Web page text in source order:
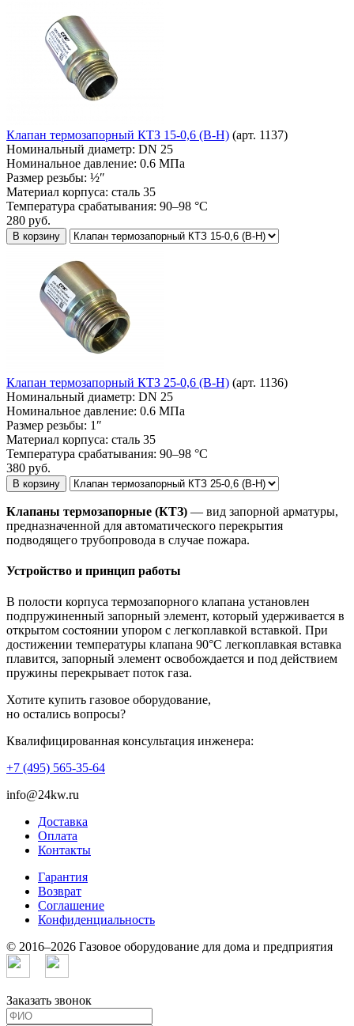
Клапан термозапорный КТЗ 15-0,6 (В-Н) (арт. 1137)
Номинальный диаметр: DN 25
Номинальное давление: 0.6 МПа
Размер резьбы: ½″
Материал корпуса: сталь 35
Температура срабатывания: 90–98 °С
280 руб.
В корзину
Клапан термозапорный КТЗ 25-0,6 (В-Н) (арт. 1136)
Номинальный диаметр: DN 25
Номинальное давление: 0.6 МПа
Размер резьбы: 1″
Материал корпуса: сталь 35
Температура срабатывания: 90–98 °С
380 руб.
В корзину
Клапаны термозапорные (КТЗ) — вид запорной арматуры,
предназначенной для автоматического перекрытия
подводящего трубопровода в случае пожара.
Устройство и принцип работы
В полости корпуса термозапорного клапана установлен
подпружиненный запорный элемент, который удерживается в
открытом состоянии упором с легкоплавкой вставкой. При
достижении температуры клапана 90°С легкоплавкая вставка
плавится, запорный элемент освобождается и под действием
пружины перекрывает поток газа.
Хотите купить газовое оборудование,
но остались вопросы?
Квалифицированная консультация инженера:
+7 (495) 565-35-64
info@24kw.ru
Доставка
Оплата
Контакты
Гарантия
Возврат
Cоглашение
Конфиденциальность
© 2016–2026 Газовое оборудование для дома и предприятия
Заказать звонок